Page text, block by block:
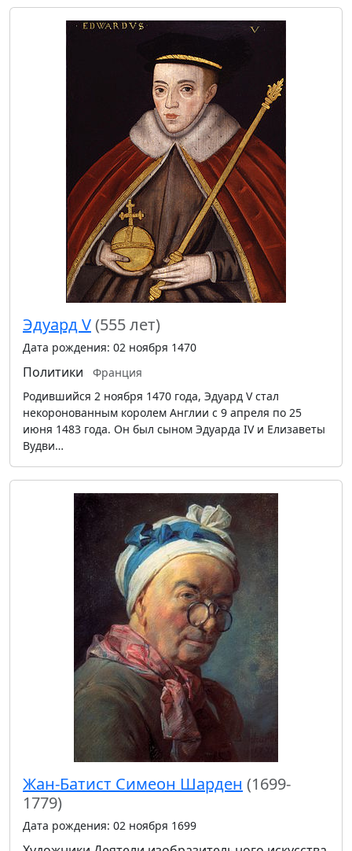
Эдуард V(555 лет)
Дата рождения: 02 ноября 1470
Политики
Франция
Родившийся 2 ноября 1470 года, Эдуард V стал
некоронованным королем Англии с 9 апреля по 25
июня 1483 года. Он был сыном Эдуарда IV и Елизаветы
Вудви…
Жан-Батист Симеон Шарден (1699-
1779)
Дата рождения: 02 ноября 1699